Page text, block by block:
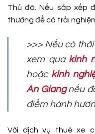
Thủ đô. Nếu sắp xếp
thường để có trải
>>> Nếu có
xem qua kinh
hoặc kinh
An Giangnếu
điểm hành
Với dịch vụ thuê xe